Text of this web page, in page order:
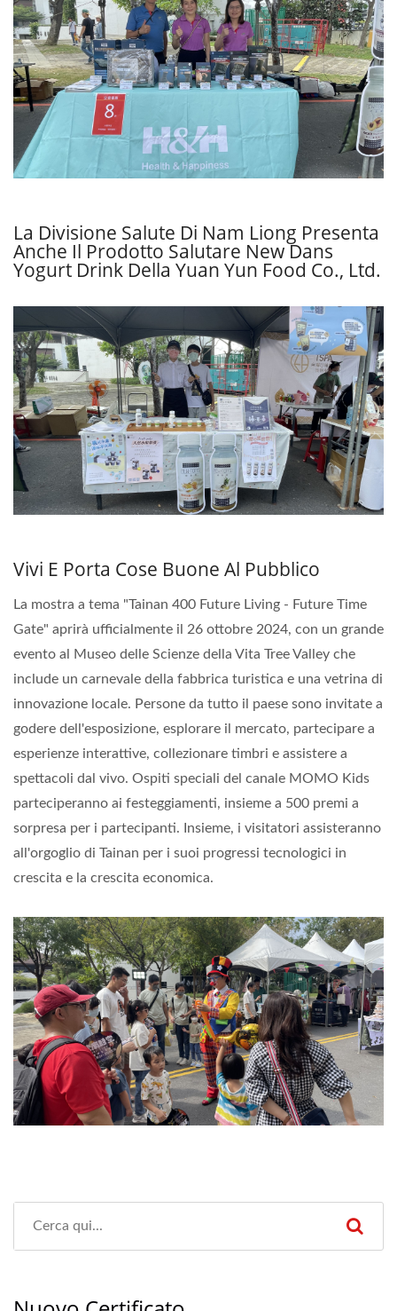
La Divisione Salute Di Nam Liong Presenta
Anche Il Prodotto Salutare New Dans
Yogurt Drink Della Yuan Yun Food Co., Ltd.
Vivi E Porta Cose Buone Al Pubblico
La mostra a tema "Tainan 400 Future Living - Future Time
Gate" aprirà ufficialmente il 26 ottobre 2024, con un grande
evento al Museo delle Scienze della Vita Tree Valley che
include un carnevale della fabbrica turistica e una vetrina di
innovazione locale. Persone da tutto il paese sono invitate a
godere dell'esposizione, esplorare il mercato, partecipare a
esperienze interattive, collezionare timbri e assistere a
spettacoli dal vivo. Ospiti speciali del canale MOMO Kids
parteciperanno ai festeggiamenti, insieme a 500 premi a
sorpresa per i partecipanti. Insieme, i visitatori assisteranno
all'orgoglio di Tainan per i suoi progressi tecnologici in
crescita e la crescita economica.